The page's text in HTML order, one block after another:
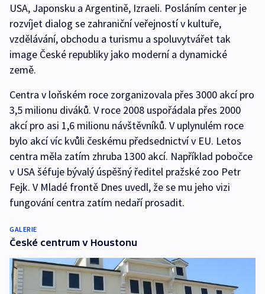
USA, Japonsku a Argentině, Izraeli. Posláním center je
rozvíjet dialog se zahraniční veřejností v kultuře,
vzdělávání, obchodu a turismu a spoluvytvářet tak
image České republiky jako moderní a dynamické
země.
Centra v loňském roce zorganizovala přes 3000 akcí pro
3,5 milionu diváků. V roce 2008 uspořádala přes 2000
akcí pro asi 1,6 milionu návštěvníků. V uplynulém roce
bylo akcí víc kvůli českému předsednictví v EU. Letos
centra měla zatím zhruba 1300 akcí. Například pobočce
v USA šéfuje bývalý úspěšný ředitel pražské zoo Petr
Fejk. V Mladé frontě Dnes uvedl, že se mu jeho vizi
fungování centra zatím nedaří prosadit.
GALERIE
České centrum v Houstonu